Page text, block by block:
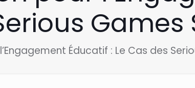
Games
Éducatif : Le Cas des